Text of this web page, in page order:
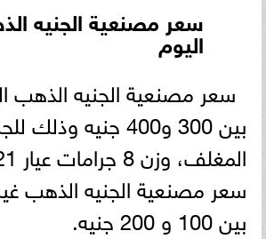
سعر مصنعية الجنيه
اليوم
سعر مصنعية الجنيه الذهب
بين 300 و400 جنيه
سعر مصنعية الجنيه الذهب
بين 100 و 200 جنيه.